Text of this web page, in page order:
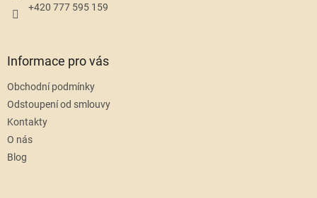
+420 777 595 159
Informace pro vás
Obchodní podmínky
Odstoupení od smlouvy
Kontakty
O nás
Blog